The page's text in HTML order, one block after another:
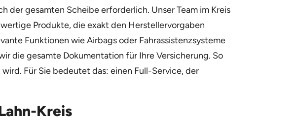
der gesamten Scheibe erforderlich. Unser Team im Kreis
Produkte, die exakt den Herstellervorgaben
Funktionen wie Airbags oder Fahrassistenzsysteme
die gesamte Dokumentation für Ihre Versicherung. So
Für Sie bedeutet das: einen Full-Service, der
Kreis